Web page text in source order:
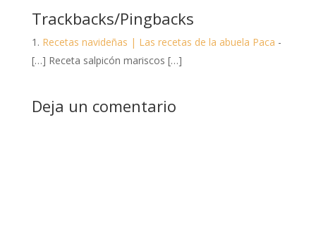
Trackbacks/Pingbacks
Recetas navideñas | Las recetas de la abuela Paca -
[…] Receta salpicón mariscos […]
Deja un comentario